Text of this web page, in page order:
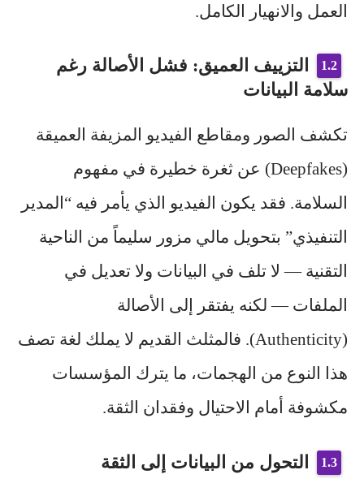
العمل والانهيار الكامل.
التزييف العميق: فشل الأصالة رغم
سلامة البيانات
تكشف الصور ومقاطع الفيديو المزيفة العميقة
(Deepfakes) عن ثغرة خطيرة في مفهوم
السلامة. فقد يكون الفيديو الذي يأمر فيه “المدير
التنفيذي” بتحويل مالي مزور سليماً من الناحية
التقنية — لا تلف في البيانات ولا تعديل في
الملفات — لكنه يفتقر إلى الأصالة
(Authenticity). فالمثلث القديم لا يملك لغة تصف
هذا النوع من الهجمات، ما يترك المؤسسات
مكشوفة أمام الاحتيال وفقدان الثقة.
التحول من البيانات إلى الثقة